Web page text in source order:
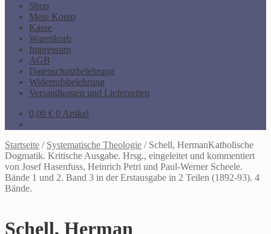
Shop
Mein Konto
Kasse
Warenkorb
Impressum
AGB
Datenschutzbelehrung
Widerrufsbelehrung
Versandkosten und Lieferzeiten
0,00 € 0 Artikel
Startseite / Systematische Theologie / Schell, HermanKatholische
Dogmatik. Kritische Ausgabe. Hrsg., eingeleitet und kommentiert
von Josef Hasenfuss, Heinrich Petri und Paul-Werner Scheele.
Bände 1 und 2. Band 3 in der Erstausgabe in 2 Teilen (1892-93). 4
Bände.
Schell, Herman